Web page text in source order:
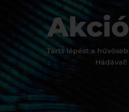
Tarts lépést a
Hádával!